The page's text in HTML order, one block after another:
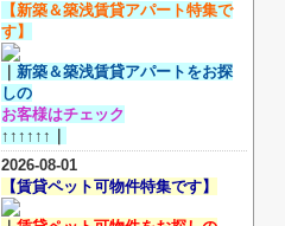
【新築＆築浅賃貸アパート特集で
す】
新築＆築浅賃貸アパートをお探
しの
お客様はチェック
↑↑↑↑↑↑｜
2026-08-01
【賃貸ペット可物件特集です】